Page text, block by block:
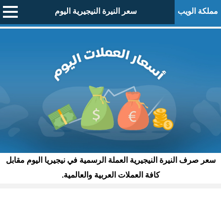
مملكة الويب سعر النيرة النيجيرية اليوم
سعر صرف النيرة النيجيرية العملة الرسمية في نيجيريا اليوم مقابل
كافة العملات العربية والعالمية.